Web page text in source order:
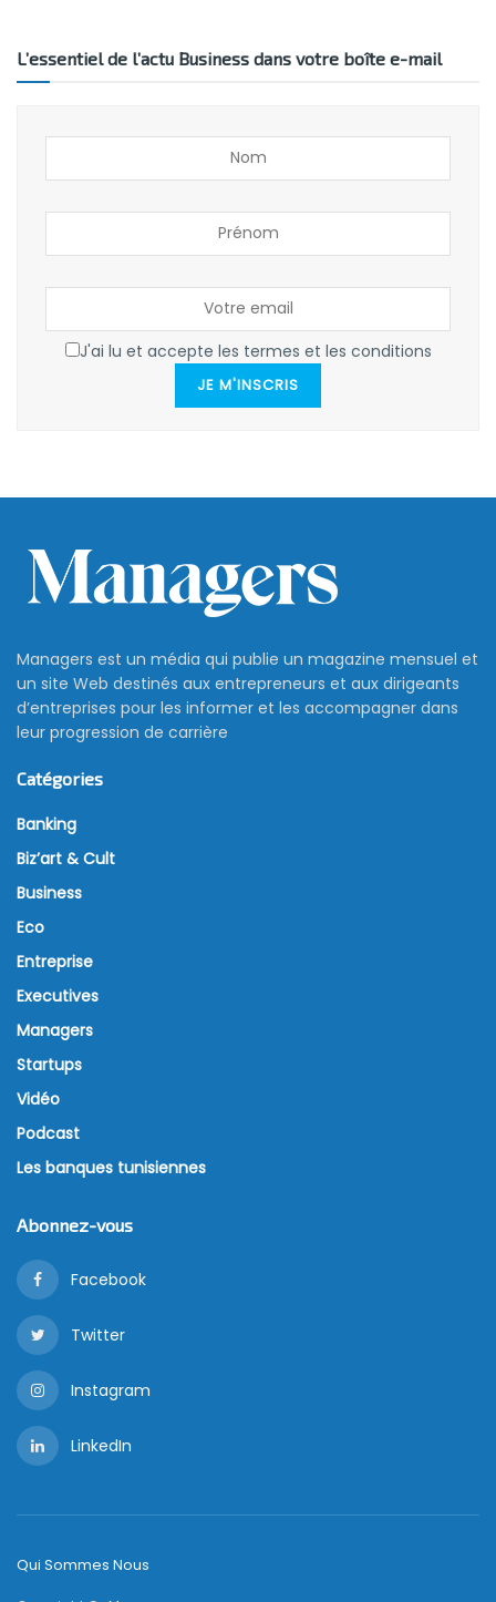
L’essentiel de l’actu Business dans votre boîte e-mail
J'ai lu et accepte les termes et les conditions
JE M'INSCRIS
Managers est un média qui publie un magazine mensuel et
un site Web destinés aux entrepreneurs et aux dirigeants
d’entreprises pour les informer et les accompagner dans
leur progression de carrière
Catégories
Banking
Biz’art & Cult
Business
Eco
Entreprise
Executives
Managers
Startups
Vidéo
Podcast
Les banques tunisiennes
Abonnez-vous
Facebook
Twitter
Instagram
LinkedIn
Qui Sommes Nous